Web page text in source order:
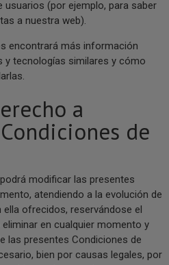
(por ejemplo, para saber
a nuestra web).
encontrará más información
tecnologías similares y cómo
a
de
podrá modificar las presentes
atendiendo a la evolución de
ofrecidos, reservándose el
en cualquier momento y
las presentes Condiciones de
bien por causas legales, por